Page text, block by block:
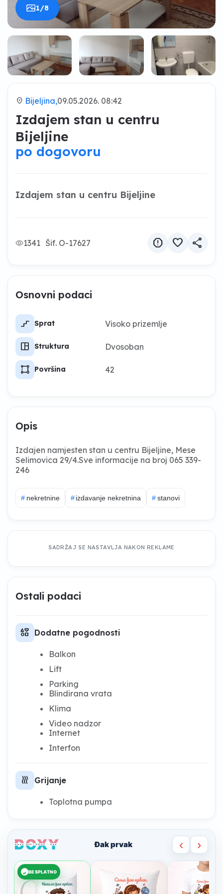
1/8
location_on Bijeljina,09.05.2026. 08:42
Izdajem stan u centru
Bijeljine
po dogovoru
Izdajem stan u centru Bijeljine
1341 Šif. O-17627 report favorite share
Osnovni podaci
stairs_2 Sprat Visoko prizemlje
space_dashboard Struktura Dvosoban
activity_zone Površina 42
Opis
Izdajen namjesten stan u centru Bijeljine, Mese
Selimovica 29/4.Sve informacije na broj 065 339-
246
# nekretnine # izdavanje nekretnina #stanovi
SADRŽAJ SE NASTAVLJA NAKON REKLAME
Ostali podaci
interests Dodatne pogodnosti
Balkon
Lift
Parking
Blindirana vrata
Klima
Video nadzor
Internet
Interfon
heat Grijanje
Toplotna pumpa